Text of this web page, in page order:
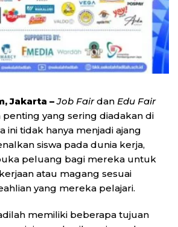
Jakarta – Job Fairdan Edu Fair
yang sering diadakan di
ini tidak hanya menjadi ajang
siswa pada dunia kerja,
peluang bagi mereka untuk
atau magang sesuai
yang mereka pelajari.
memiliki beberapa tujuan